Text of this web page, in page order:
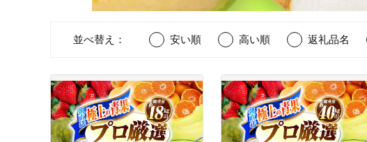
並べ替え： 安い順 高い順 返礼品名